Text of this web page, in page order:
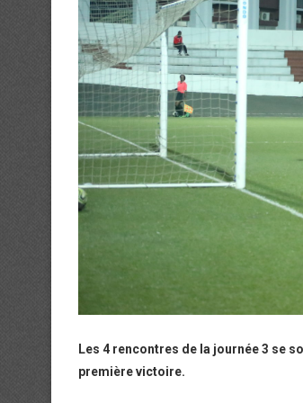
Les 4 rencontres de la journée 3 se
première victoire.